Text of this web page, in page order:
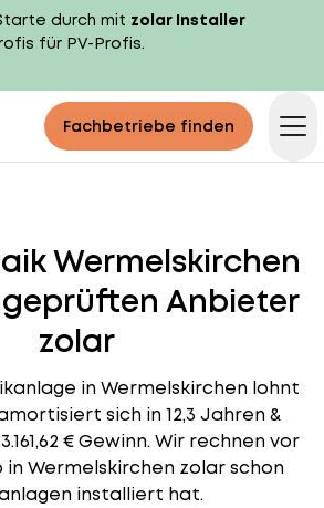
durch mit zolar Installer
für PV-Profis.
Fachbetriebe finden
Wermelskirchen
Anbieter
zolar
in Wermelskirchen lohnt
sich in 12,3 Jahren &
€ Gewinn. Wir rechnen vor
in Wermelskirchen zolar schon
installiert hat.